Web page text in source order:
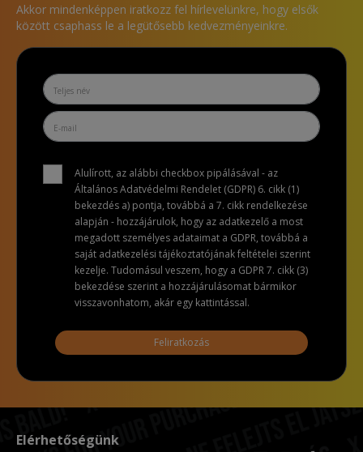
Akkor mindenképpen iratkozz fel hírlevelünkre, hogy elsők
között csaphass le a legütősebb kedvezményeinkre.
Alulírott, az alábbi checkbox pipálásával - az
Általános Adatvédelmi Rendelet (GDPR) 6. cikk (1)
bekezdés a) pontja, továbbá a 7. cikk rendelkezése
alapján - hozzájárulok, hogy az adatkezelő a most
megadott személyes adataimat a GDPR, továbbá a
saját adatkezelési tájékoztatójának feltételei szerint
kezelje. Tudomásul veszem, hogy a GDPR 7. cikk (3)
bekezdése szerint a hozzájárulásomat bármikor
visszavonhatom, akár egy kattintással.
Feliratkozás
Elérhetőségünk